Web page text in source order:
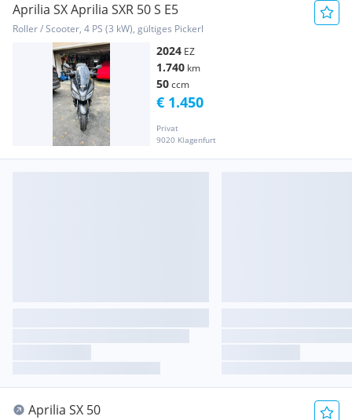
Aprilia SX Aprilia SXR 50 S E5
Roller / Scooter, 4 PS (3 kW), gültiges Pickerl
2024 EZ
1.740 km
50ccm
Privat
9020 Klagenfurt
€ 1.450
Aprilia SX 50